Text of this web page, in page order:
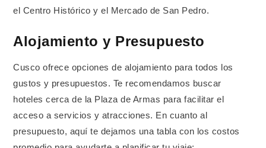
el Centro Histórico y el Mercado de San Pedro.
Alojamiento y Presupuesto
Cusco ofrece opciones de alojamiento para todos los
gustos y presupuestos. Te recomendamos buscar
hoteles cerca de la Plaza de Armas para facilitar el
acceso a servicios y atracciones. En cuanto al
presupuesto, aquí te dejamos una tabla con los costos